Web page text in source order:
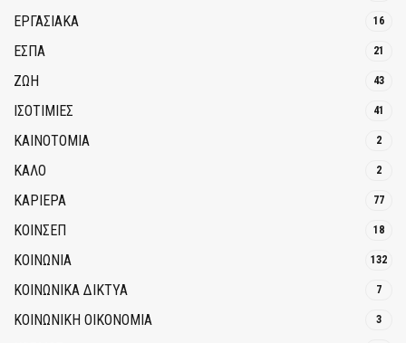
ΕΡΓΑΣΙΑΚΑ 16
ΕΣΠΑ 21
ΖΩΗ 43
ΙΣΟΤΙΜΙΕΣ 41
ΚΑΙΝΟΤΟΜΊΑ 2
ΚΑΛΟ 2
ΚΑΡΙΕΡΑ 77
ΚΟΙΝΣΕΠ 18
ΚΟΙΝΩΝΙΑ 132
ΚΟΙΝΩΝΙΚΆ ΔΊΚΤΥΑ 7
ΚΟΙΝΩΝΙΚΉ ΟΙΚΟΝΟΜΊΑ 3